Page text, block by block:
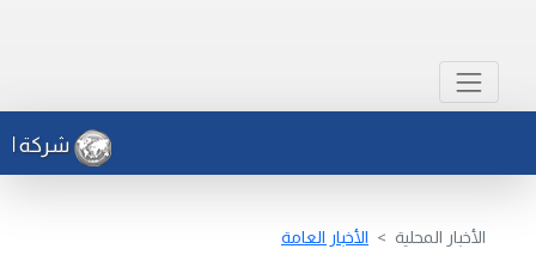
شركة
الأخبار المحلية الأخبار العامة